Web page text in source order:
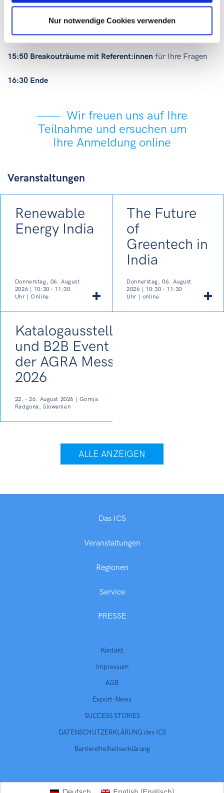
Nur notwendige Cookies verwenden
Alexej Wiest, Abteilung Klima und Umwelt,
Kommunalkredit Public Consulting GmbH
15:50 Breakouträume mit Referent:innen für Ihre Fragen
16:30 Ende
Wir freuen uns auf Ihre
Teilnahme und ersuchen um
Ihre Anmeldung online
Veranstaltungen
Renewable
Energy India
Donnerstag, 06. August
2026 | 10:30 - 11:30
Uhr | Online
The Future
of
Greentech in
India
Donnerstag, 06. August
2026 | 10:30 - 11:30
Uhr | online
Katalogausstellung
und B2B Event auf
der AGRA Messe
2026
22. - 26. August 2026 | Gornja
Radgona, Slowenien
ALLE ANZEIGEN
Das ICS
Veranstaltungen
Regionen
Service
PRESSE
Kontakt
Impressum
AGB
Export-News
SUCCESS STORIES
DATENSCHUTZERKLÄRUNG des ICS
Barrierefreiheitserklärung